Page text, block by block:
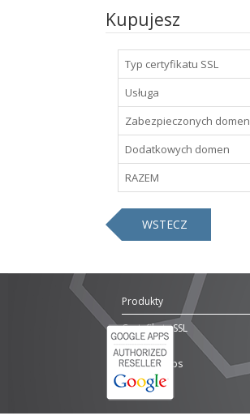
Kupujesz
Typ certyfikatu SSL
Usługa
Zabezpieczonych domen
Dodatkowych domen
RAZEM
Produkty
Certyfikaty SSL
Domeny
Google Apps